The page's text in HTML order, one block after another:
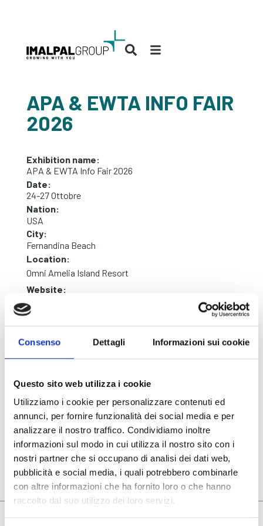
Consenso Dettagli Informazioni sui cookie
Questo sito web utilizza i cookie
Utilizziamo i cookie per personalizzare contenuti ed
annunci, per fornire funzionalità dei social media e per
analizzare il nostro traffico. Condividiamo inoltre
informazioni sul modo in cui utilizza il nostro sito con i
nostri partner che si occupano di analisi dei dati web,
pubblicità e social media, i quali potrebbero combinarle
con altre informazioni che ha fornito loro o che hanno
raccolto dal suo utilizzo dei loro servizi.
APA & EWTA INFO FAIR
2026
Exhibition name:
APA & EWTA Info Fair 2026
Date:
24-27 Ottobre
Nation:
USA
City:
Fernandina Beach
Location:
Omni Amelia Island Resort
Website:
Visit